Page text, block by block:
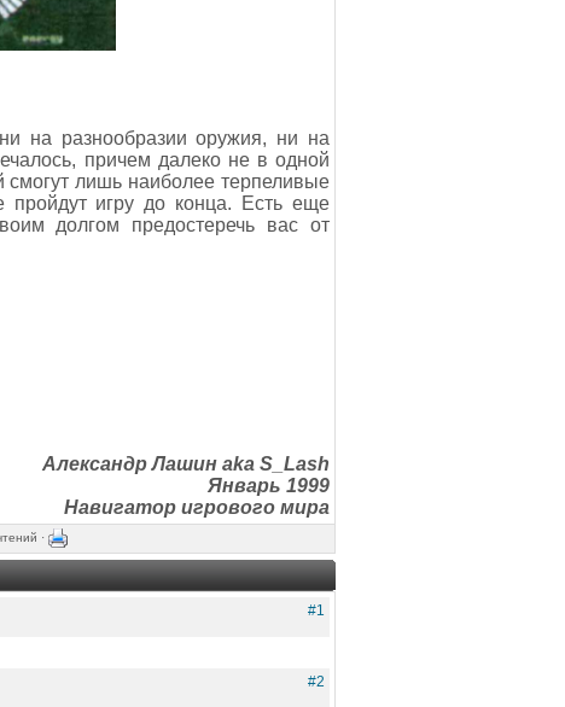
на разнообразии оружия, ни на
причем далеко не в одной
смогут лишь наиболее терпеливые
игру до конца. Есть еще
долгом предостеречь вас от
Александр Лашин aka S_Lash
Январь 1999
Навигатор игрового мира
·
#1
#2